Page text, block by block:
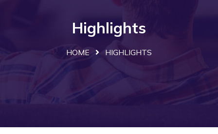
Highlights
HOME HIGHLIGHTS